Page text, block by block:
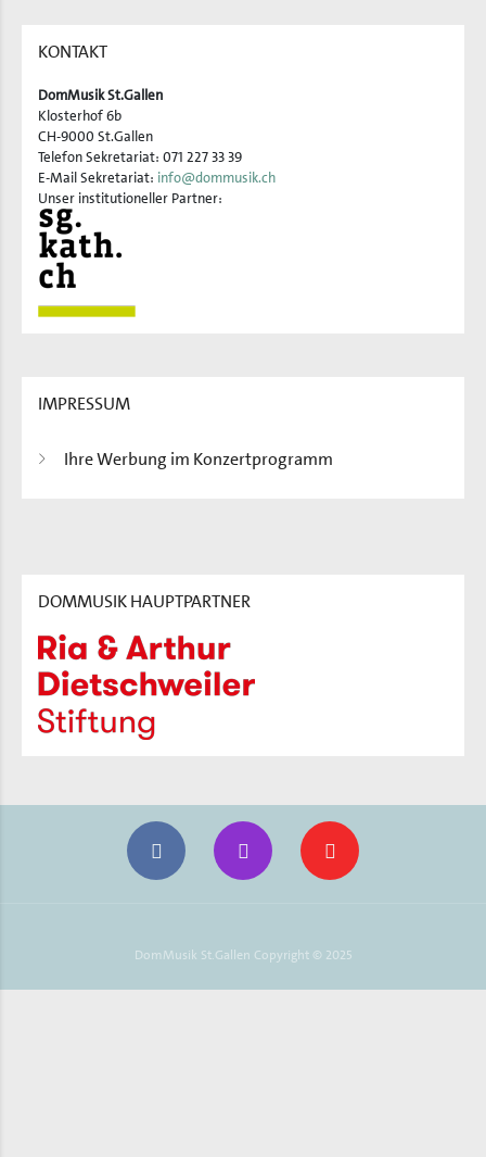
KONTAKT
DomMusik St.Gallen
Klosterhof 6b
CH-9000 St.Gallen
Telefon Sekretariat: 071 227 33 39
E-Mail Sekretariat: info@dommusik.ch
Unser institutioneller Partner:
IMPRESSUM
Ihre Werbung im Konzertprogramm
DOMMUSIK HAUPTPARTNER
DomMusik St.Gallen Copyright © 2025